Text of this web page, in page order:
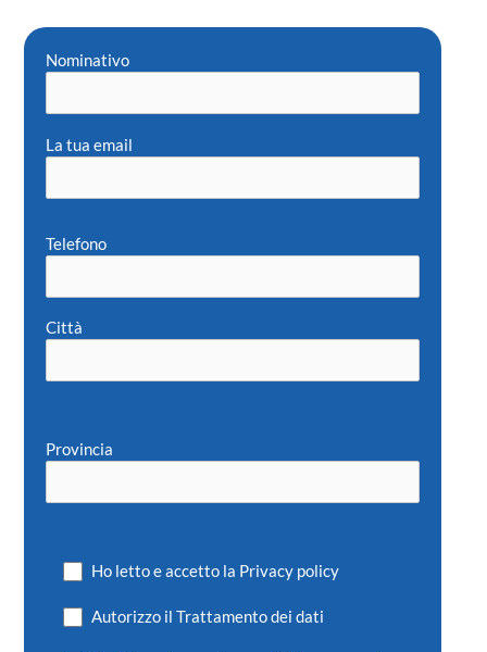
Nominativo
La tua email
Telefono
Città
Provincia
Ho letto e accetto la Privacy policy
Autorizzo il Trattamento dei dati